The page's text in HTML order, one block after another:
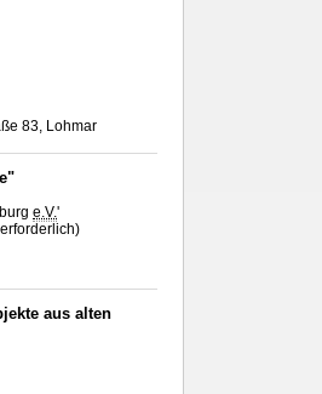
83, Lohmar
e.V.'
aus alten